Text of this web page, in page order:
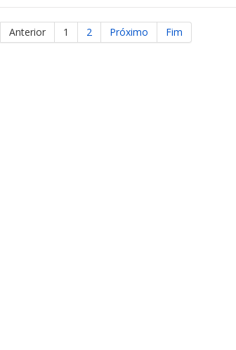
Anterior 1 2 Próximo Fim